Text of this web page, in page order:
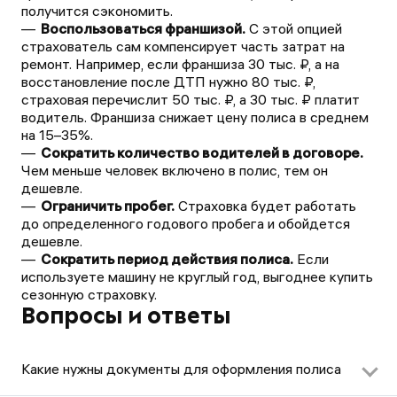
получится сэкономить.
Воспользоваться франшизой. С этой опцией
страхователь сам компенсирует часть затрат на
ремонт. Например, если франшиза 30 тыс. ₽, а на
восстановление после ДТП нужно 80 тыс. ₽,
страховая перечислит 50 тыс. ₽, а 30 тыс. ₽ платит
водитель. Франшиза снижает цену полиса в среднем
на 15–35%.
Сократить количество водителей в договоре.
Чем меньше человек включено в полис, тем он
дешевле.
Ограничить пробег. Страховка будет работать
до определенного годового пробега и обойдется
дешевле.
Сократить период действия полиса. Если
используете машину не круглый год, выгоднее купить
сезонную страховку.
Вопросы и ответы
Какие нужны документы для оформления полиса